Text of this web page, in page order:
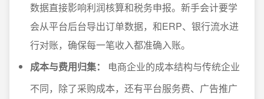
数据直接影响利润核算和税务申报。新手会计要学
会从平台后台导出订单数据，和ERP、银行流水进
行对账，确保每一笔收入都准确入账。
成本与费用归集：
电商企业的成本结构与传统企业
不同，除了采购成本，还有平台服务费、广告推广